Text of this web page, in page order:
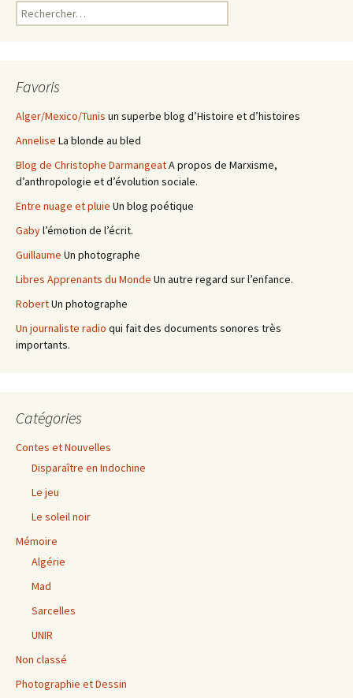
Rechercher :
Favoris
Alger/Mexico/Tunis un superbe blog d’Histoire et d’histoires
Annelise La blonde au bled
Blog de Christophe DarmangeatA propos de Marxisme,
d’anthropologie et d’évolution sociale.
Entre nuage et pluie Un blog poétique
Gabyl’émotion de l’écrit.
Guillaume Un photographe
Libres Apprenants du Monde Un autre regard sur l’enfance.
RobertUn photographe
Un journaliste radio qui fait des documents sonores très
importants.
Catégories
Contes et Nouvelles
Disparaître en Indochine
Le jeu
Le soleil noir
Mémoire
Algérie
Mad
Sarcelles
UNIR
Non classé
Photographie et Dessin